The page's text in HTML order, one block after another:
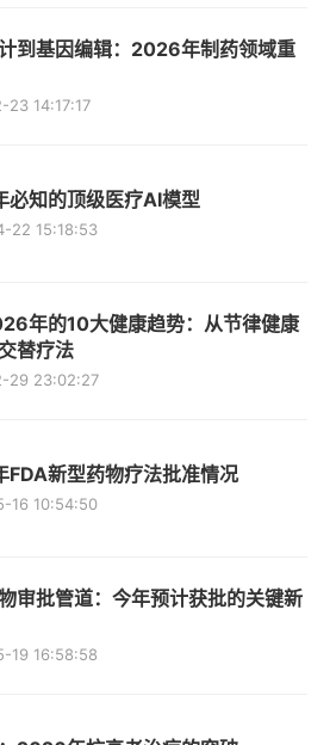
到基因编辑：2026年制药领域重
23 14:17:17
知的顶级医疗AI模型
22 15:18:53
年的10大健康趋势：从节律健康
替疗法
29 23:02:27
新型药物疗法批准情况
16 10:54:50
审批管道：今年预计获批的关键新
19 16:58:58